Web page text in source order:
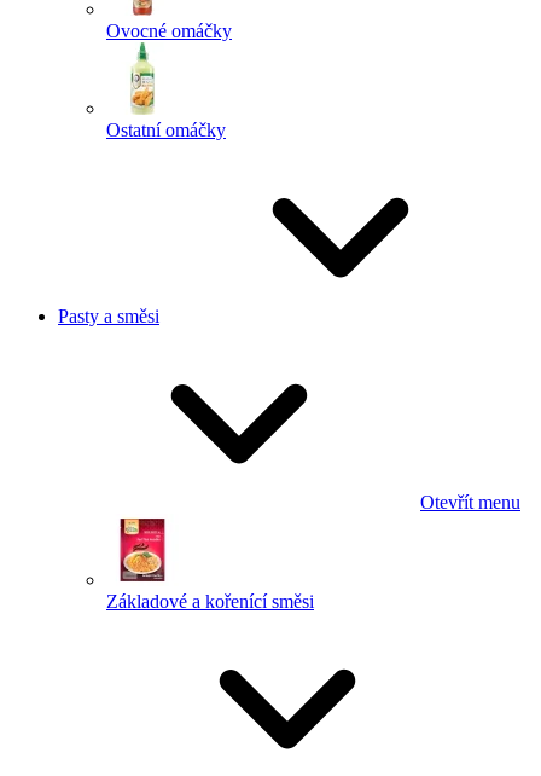
Ovocné omáčky
Ostatní omáčky
Pasty a směsi
Otevřít menu
Základové a kořenící směsi